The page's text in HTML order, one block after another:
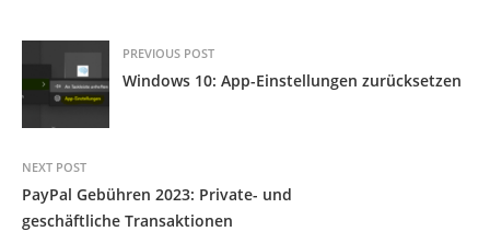
PREVIOUS POST
Windows 10: App-Einstellungen zurücksetzen
NEXT POST
PayPal Gebühren 2023: Private- und
geschäftliche Transaktionen